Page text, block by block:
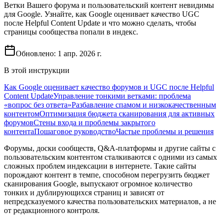
Ветки Вашего форума и пользовательский контент невидимы
для Google. Узнайте, как Google оценивает качество UGC
после Helpful Content Update и что можно сделать, чтобы
страницы сообщества попали в индекс.
Обновлено: 1 апр. 2026 г.
В этой инструкции
Как Google оценивает качество форумов и UGC после Helpful
Content UpdateУправление тонкими ветками: проблема
«вопрос без ответа»Разбавление спамом и низкокачественным
контентомОптимизация бюджета сканирования для активных
форумовСтены входа и проблемы закрытого
контентаПошаговое руководствоЧастые проблемы и решения
Форумы, доски сообществ, Q&A-платформы и другие сайты с
пользовательским контентом сталкиваются с одними из самых
сложных проблем индексации в интернете. Такие сайты
порождают контент в темпе, способном перегрузить бюджет
сканирования Google, выпускают огромное количество
тонких и дублирующихся страниц и зависят от
непредсказуемого качества пользовательских материалов, а не
от редакционного контроля.